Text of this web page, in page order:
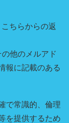
ちらからの返
他のメルアド
報に記載のある
で常識的、倫理
を提供するため